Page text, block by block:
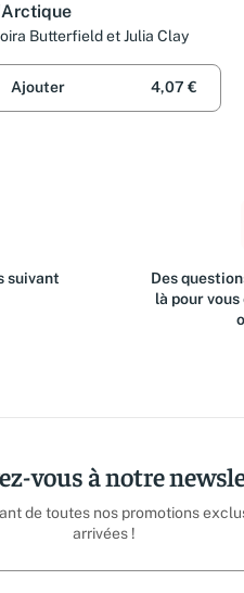
Butterfield et Julia Clay
Ajouter 4,07 €
suivant
Des
là pour
vous à notre
de toutes nos promotions
arrivées !